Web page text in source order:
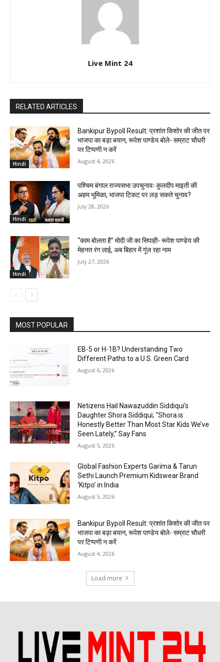
Live Mint 24
RELATED ARTICLES
Hindi
Bankipur Bypoll Result: प्रशांत किशोर की जीत पर
भाजपा का बड़ा बयान, रूपेश पाण्डेय बोले- सम्राट चौधरी
पर टिप्पणी न करें
August 4, 2026
Hindi
पश्चिम बंगाल राज्यसभा उपचुनावः कुलदीप माइती की
अहम भूमिका, भाजपा टिकट पर लड़ सकते चुनाव?
July 28, 2026
Hindi
“काम बोलता है” मोदी जी का सिपाही- रूपेश पाण्डेय की
मेहनत रंग लाई, अब बिहार में गूंज रहा नाम
July 27, 2026
MOST POPULAR
EB-5 or H-1B? Understanding Two
Different Paths to a U.S. Green Card
August 6, 2026
Netizens Hail Nawazuddin Siddiqui’s
Daughter Shora Siddiqui; “Shora is
Honestly Better Than Most Star Kids We’ve
Seen Lately,” Say Fans
August 5, 2026
Global Fashion Experts Garima & Tarun
Sethi Launch Premium Kidswear Brand
‘Kitpo’ in India
August 5, 2026
Bankipur Bypoll Result: प्रशांत किशोर की जीत पर
भाजपा का बड़ा बयान, रूपेश पाण्डेय बोले- सम्राट चौधरी
पर टिप्पणी न करें
August 4, 2026
Load more